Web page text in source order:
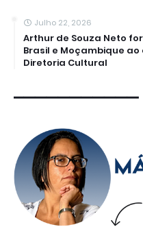
Julho 22, 2026
Arthur de Souza Neto
Brasil e Moçambique
Diretoria Cultural